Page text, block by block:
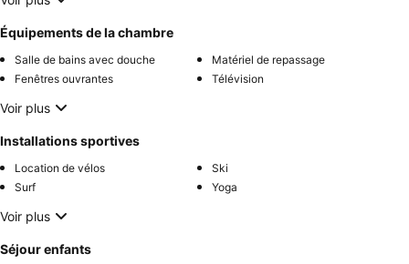
Équipements de la chambre
Salle de bains avec douche
Matériel de repassage
Fenêtres ouvrantes
Télévision
Voir plus
Installations sportives
Location de vélos
Ski
Surf
Yoga
Voir plus
Séjour enfants